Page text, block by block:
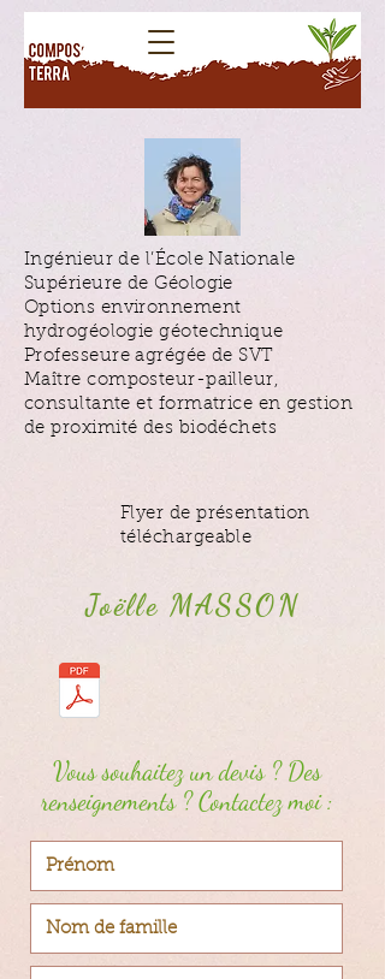
Ingénieur de l’École Nationale
Supérieure de Géologie
Options environnement
hydrogéologie géotechnique
Professeure agrégée de SVT
Maître composteur-pailleur,
consultante et formatrice en gestion
de proximité des biodéchets
Flyer de présentation
téléchargeable
Joëlle MASSON
Vous souhaitez un devis ? Des
renseignements ? Contactez moi :